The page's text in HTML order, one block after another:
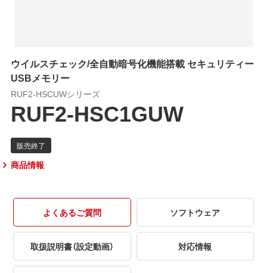
ウイルスチェック/全自動暗号化機能搭載 セキュリティー
USBメモリー
RUF2-HSCUWシリーズ
RUF2-HSC1GUW
商品情報
よくあるご質問 ソフトウェア
取扱説明書（設定動画） 対応情報